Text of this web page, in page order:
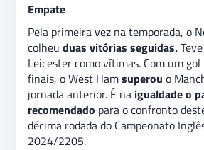
precocemente
treinar. Opalpite na igualdadeé a
para o confronto deste sábado pela
Campeonato Inglês versão 2024/
gols acima/abaixo, a indicação é
3,5 tentos assinalados.
Empate
Pela primeira vez na temporada, o
colheu duas vitórias seguidas.
Leicester como vítimas. Com um
finais, o West Hamsuperou o
jornada anterior. É na igualdade o
recomendado para o confronto
décima rodada do Campeonato
2024/2205.